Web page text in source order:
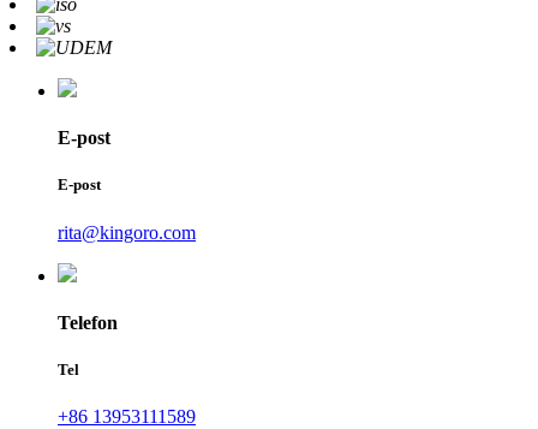
E-post
E-post
rita@kingoro.com
Telefon
Tel
+86 13953111589